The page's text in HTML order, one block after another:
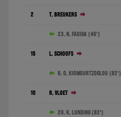
2 T. Breukers
23. N. Fadiga (46')
15 L. Schoofs
6. O. Kiomourtzoglou (82')
10 R. Vloet
20. K. Lunding (82')